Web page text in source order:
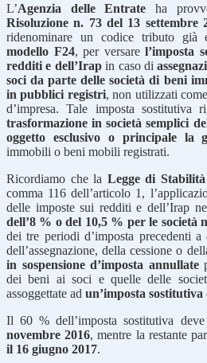
L’Agenzia delle Entrate ha
Risoluzione n. 73 del 13 settembre
ridenominare un codice tributo già
modello F24, per versare l’imposta
redditi e dell’Irapin caso di
soci da parte delle società di beni
in pubblici registri, non utilizzati
d’impresa. Tale imposta sostitutiva
trasformazione in società semplici
oggetto esclusivo o principale la
immobili o beni mobili registrati.
Ricordiamo che la Legge di
comma 116 dell’articolo 1,
delle imposte sui redditi e dell’Irap
dell’8 % o del 10,5 % per le società
dei tre periodi d’imposta precedenti
dell’assegnazione, della cessione o
in sospensione d’imposta annullate
dei beni ai soci e quelle delle
assoggettate ad un’imposta
Il 60 % dell’imposta sostitutiva deve
novembre 2016, mentre la restante
il 16 giugno 2017.